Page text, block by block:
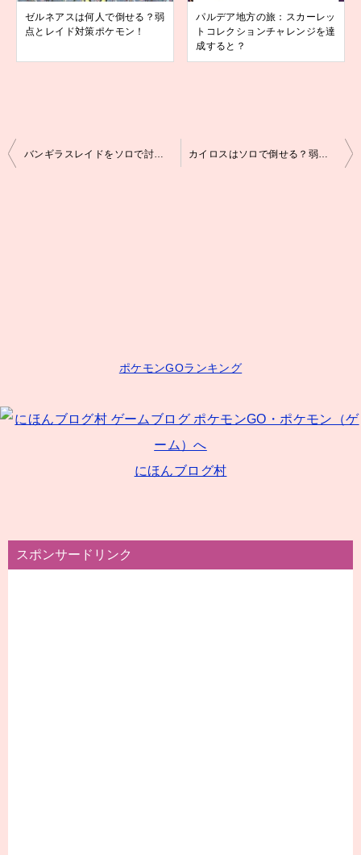
ゼルネアスは何人で倒せる？弱
点とレイド対策ポケモン！
パルデア地方の旅：スカーレッ
トコレクションチャレンジを達
成すると？
投
バンギラスレイドをソロで討伐した時のポケモン！弱点と対策！ カイロスはソロで倒せる？弱点とソロレイド対策ポケモン！
ポケモンGOランキング
にほんブログ村
スポンサードリンク